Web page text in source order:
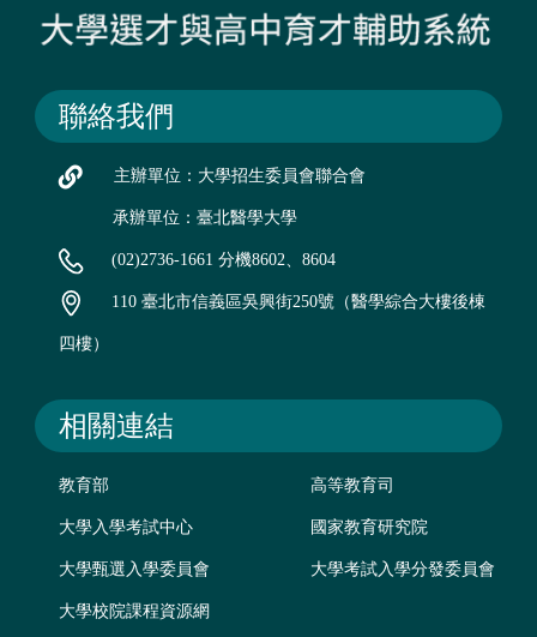
聯絡我們
主辦單位：大學招生委員會聯合會
承辦單位：臺北醫學大學
(02)2736-1661 分機8602、8604
110 臺北市信義區吳興街250號（醫學綜合大樓後棟
四樓）
相關連結
教育部 高等教育司
大學入學考試中心 國家教育研究院
大學甄選入學委員會 大學考試入學分發委員會
大學校院課程資源網